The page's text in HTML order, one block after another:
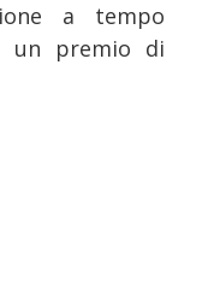
a tempo
un premio di